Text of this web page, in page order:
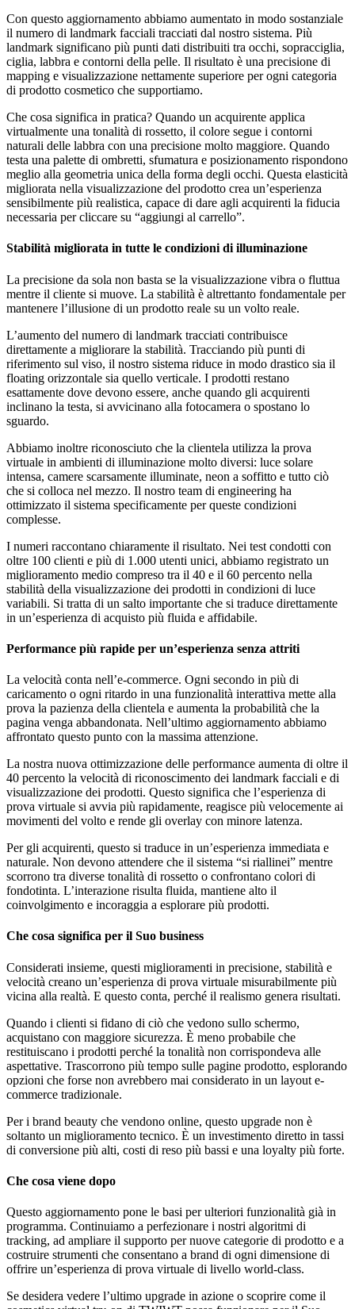
Con questo aggiornamento abbiamo aumentato in modo sostanziale
il numero di landmark facciali tracciati dal nostro sistema. Più
landmark significano più punti dati distribuiti tra occhi, sopracciglia,
ciglia, labbra e contorni della pelle. Il risultato è una precisione di
mapping e visualizzazione nettamente superiore per ogni categoria
di prodotto cosmetico che supportiamo.
Che cosa significa in pratica? Quando un acquirente applica
virtualmente una tonalità di rossetto, il colore segue i contorni
naturali delle labbra con una precisione molto maggiore. Quando
testa una palette di ombretti, sfumatura e posizionamento rispondono
meglio alla geometria unica della forma degli occhi. Questa elasticità
migliorata nella visualizzazione del prodotto crea un’esperienza
sensibilmente più realistica, capace di dare agli acquirenti la fiducia
necessaria per cliccare su “aggiungi al carrello”.
Stabilità migliorata in tutte le condizioni di illuminazione
La precisione da sola non basta se la visualizzazione vibra o fluttua
mentre il cliente si muove. La stabilità è altrettanto fondamentale per
mantenere l’illusione di un prodotto reale su un volto reale.
L’aumento del numero di landmark tracciati contribuisce
direttamente a migliorare la stabilità. Tracciando più punti di
riferimento sul viso, il nostro sistema riduce in modo drastico sia il
floating orizzontale sia quello verticale. I prodotti restano
esattamente dove devono essere, anche quando gli acquirenti
inclinano la testa, si avvicinano alla fotocamera o spostano lo
sguardo.
Abbiamo inoltre riconosciuto che la clientela utilizza la prova
virtuale in ambienti di illuminazione molto diversi: luce solare
intensa, camere scarsamente illuminate, neon a soffitto e tutto ciò
che si colloca nel mezzo. Il nostro team di engineering ha
ottimizzato il sistema specificamente per queste condizioni
complesse.
I numeri raccontano chiaramente il risultato. Nei test condotti con
oltre 100 clienti e più di 1.000 utenti unici, abbiamo registrato un
miglioramento medio compreso tra il 40 e il 60 percento nella
stabilità della visualizzazione dei prodotti in condizioni di luce
variabili. Si tratta di un salto importante che si traduce direttamente
in un’esperienza di acquisto più fluida e affidabile.
Performance più rapide per un’esperienza senza attriti
La velocità conta nell’e-commerce. Ogni secondo in più di
caricamento o ogni ritardo in una funzionalità interattiva mette alla
prova la pazienza della clientela e aumenta la probabilità che la
pagina venga abbandonata. Nell’ultimo aggiornamento abbiamo
affrontato questo punto con la massima attenzione.
La nostra nuova ottimizzazione delle performance aumenta di oltre il
40 percento la velocità di riconoscimento dei landmark facciali e di
visualizzazione dei prodotti. Questo significa che l’esperienza di
prova virtuale si avvia più rapidamente, reagisce più velocemente ai
movimenti del volto e rende gli overlay con minore latenza.
Per gli acquirenti, questo si traduce in un’esperienza immediata e
naturale. Non devono attendere che il sistema “si riallinei” mentre
scorrono tra diverse tonalità di rossetto o confrontano colori di
fondotinta. L’interazione risulta fluida, mantiene alto il
coinvolgimento e incoraggia a esplorare più prodotti.
Che cosa significa per il Suo business
Considerati insieme, questi miglioramenti in precisione, stabilità e
velocità creano un’esperienza di prova virtuale misurabilmente più
vicina alla realtà. E questo conta, perché il realismo genera risultati.
Quando i clienti si fidano di ciò che vedono sullo schermo,
acquistano con maggiore sicurezza. È meno probabile che
restituiscano i prodotti perché la tonalità non corrispondeva alle
aspettative. Trascorrono più tempo sulle pagine prodotto, esplorando
opzioni che forse non avrebbero mai considerato in un layout e-
commerce tradizionale.
Per i brand beauty che vendono online, questo upgrade non è
soltanto un miglioramento tecnico. È un investimento diretto in tassi
di conversione più alti, costi di reso più bassi e una loyalty più forte.
Che cosa viene dopo
Questo aggiornamento pone le basi per ulteriori funzionalità già in
programma. Continuiamo a perfezionare i nostri algoritmi di
tracking, ad ampliare il supporto per nuove categorie di prodotto e a
costruire strumenti che consentano a brand di ogni dimensione di
offrire un’esperienza di prova virtuale di livello world-class.
Se desidera vedere l’ultimo upgrade in azione o scoprire come il